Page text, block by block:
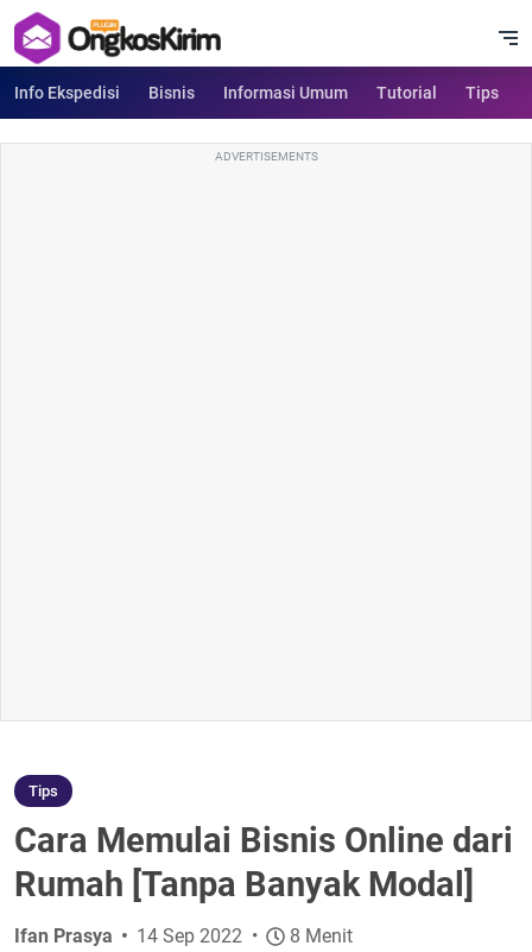
Info Ekspedisi Bisnis Informasi Umum Tutorial Tips
ADVERTISEMENTS
Tips
Cara Memulai Bisnis Online dari
Rumah [Tanpa Banyak Modal]
Ifan Prasya 14 Sep 2022 8 Menit